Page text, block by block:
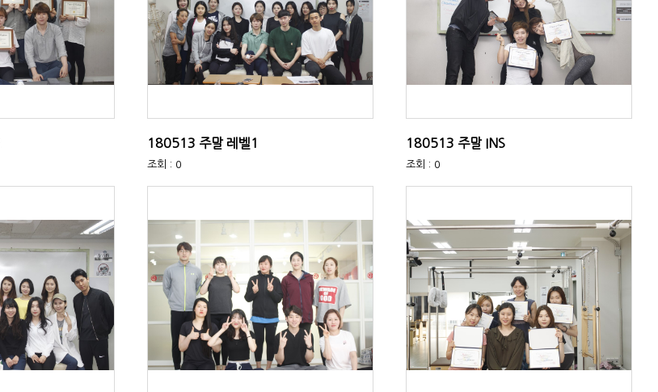
180513 주말 레벨1
조회 : 0
180513 주말 INS
조회 : 0